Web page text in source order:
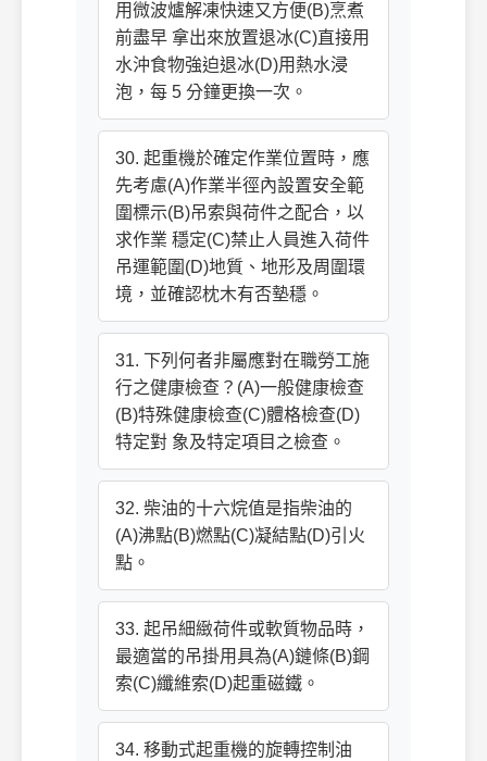
用微波爐解凍快速又方便(B)烹煮
前盡早 拿出來放置退冰(C)直接用
水沖食物強迫退冰(D)用熱水浸
泡，每 5 分鐘更換一次。
30. 起重機於確定作業位置時，應
先考慮(A)作業半徑內設置安全範
圍標示(B)吊索與荷件之配合，以
求作業 穩定(C)禁止人員進入荷件
吊運範圍(D)地質、地形及周圍環
境，並確認枕木有否墊穩。
31. 下列何者非屬應對在職勞工施
行之健康檢查？(A)一般健康檢查
(B)特殊健康檢查(C)體格檢查(D)
特定對 象及特定項目之檢查。
32. 柴油的十六烷值是指柴油的
(A)沸點(B)燃點(C)凝結點(D)引火
點。
33. 起吊細緻荷件或軟質物品時，
最適當的吊掛用具為(A)鏈條(B)鋼
索(C)纖維索(D)起重磁鐵。
34. 移動式起重機的旋轉控制油